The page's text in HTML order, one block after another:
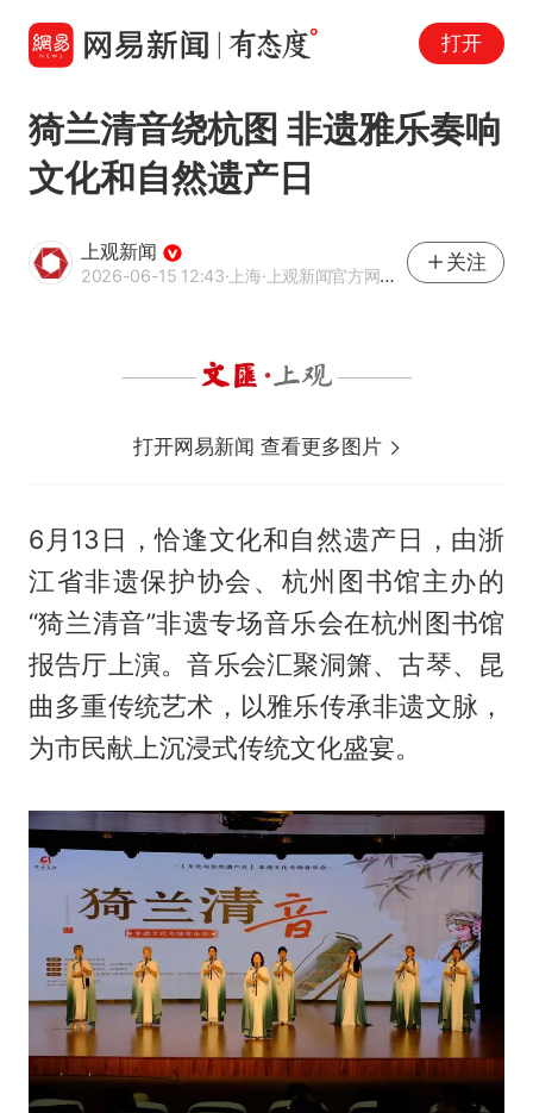
打开
猗兰清音绕杭图 非遗雅乐奏响
文化和自然遗产日
上观新闻
2026-06-15 12:43·上海·上观新闻官方网易号
关注
打开网易新闻 查看更多图片
6月13日，恰逢文化和自然遗产日，由浙
江省非遗保护协会、杭州图书馆主办的
“猗兰清音”非遗专场音乐会在杭州图书馆
报告厅上演。音乐会汇聚洞箫、古琴、昆
曲多重传统艺术，以雅乐传承非遗文脉，
为市民献上沉浸式传统文化盛宴。